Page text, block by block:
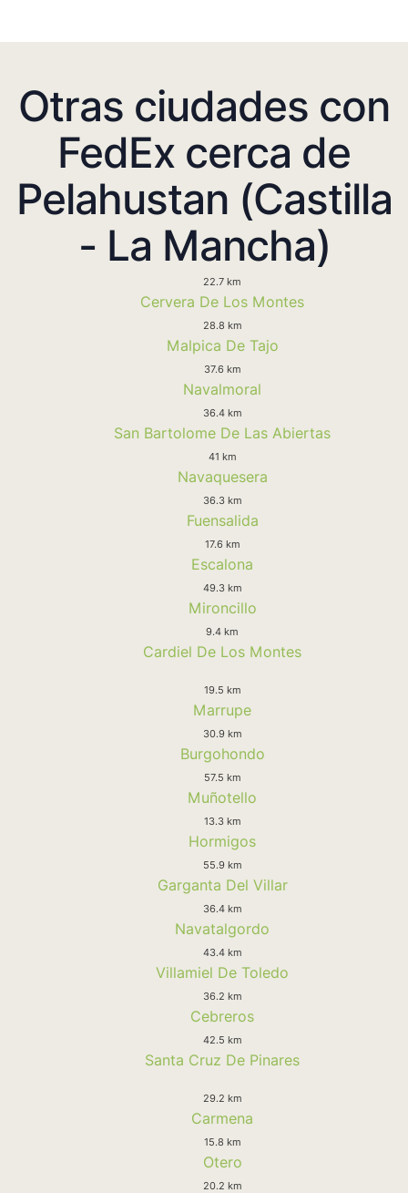
Otras ciudades con
FedEx cerca de
Pelahustan (Castilla
- La Mancha)
22.7 km
Cervera De Los Montes
28.8 km
Malpica De Tajo
37.6 km
Navalmoral
36.4 km
San Bartolome De Las Abiertas
41 km
Navaquesera
36.3 km
Fuensalida
17.6 km
Escalona
49.3 km
Mironcillo
9.4 km
Cardiel De Los Montes
19.5 km
Marrupe
30.9 km
Burgohondo
57.5 km
Muñotello
13.3 km
Hormigos
55.9 km
Garganta Del Villar
36.4 km
Navatalgordo
43.4 km
Villamiel De Toledo
36.2 km
Cebreros
42.5 km
Santa Cruz De Pinares
29.2 km
Carmena
15.8 km
Otero
20.2 km